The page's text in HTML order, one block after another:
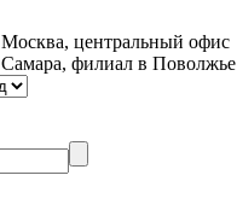
Москва, центральный офис
Самара, филиал в Поволжье